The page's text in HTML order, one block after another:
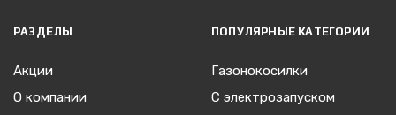
РАЗДЕЛЫ
Акции
О компании
ПОПУЛЯРНЫЕ КАТЕГОРИИ
Газонокосилки
С электрозапуском